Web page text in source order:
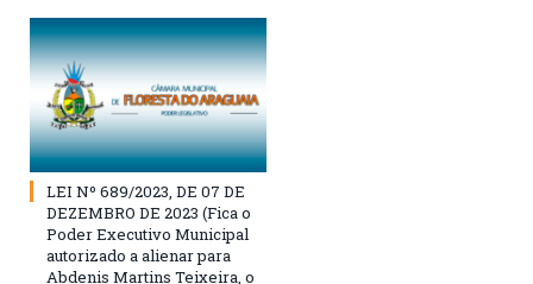
LEI Nº 689/2023, DE 07 DE
DEZEMBRO DE 2023 (Fica o
Poder Executivo Municipal
autorizado a alienar para
Abdenis Martins Teixeira, o